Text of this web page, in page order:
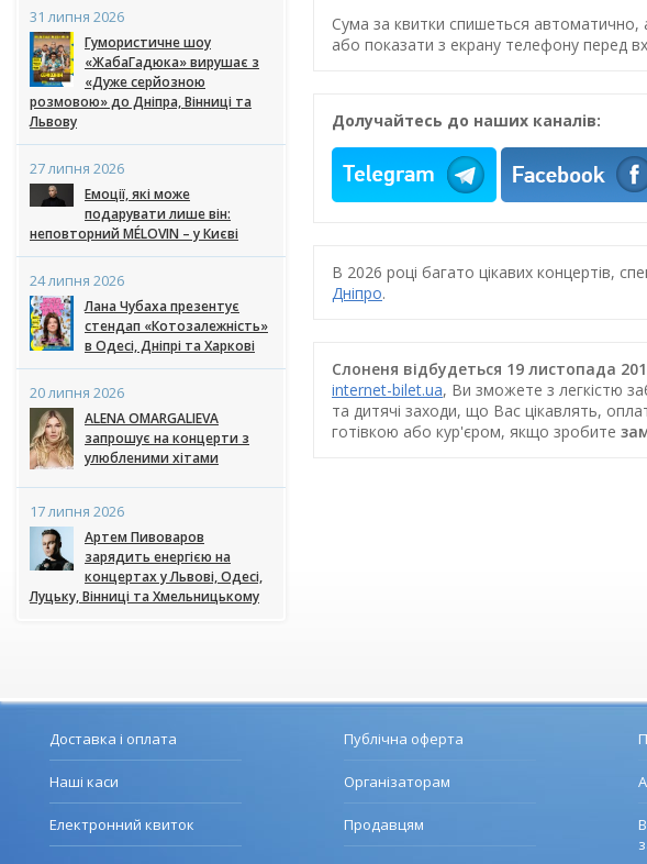
31 липня 2026
Гумористичне шоу
«ЖабаГадюка» вирушає з
«Дуже серйозною
розмовою» до Дніпра, Вінниці та
Львову
27 липня 2026
Емоції, які може
подарувати лише він:
неповторний MÉLOVIN – у Києві
24 липня 2026
Лана Чубаха презентує
стендап «Котозалежність»
в Одесі, Дніпрі та Харкові
20 липня 2026
ALENA OMARGALIEVA
запрошує на концерти з
улюбленими хітами
17 липня 2026
Артем Пивоваров
зарядить енергією на
концертах у Львові, Одесі,
Луцьку, Вінниці та Хмельницькому
Сума за квитки спишеться
або показати з екрану телефону перед
Долучайтесь до наших каналів:
В 2026 році багато цікавих концертів,
Дніпро.
Слоненя відбудеться 19 листопада
internet-bilet.ua, Ви зможете з легкістю
та дитячі заходи, що Вас цікавлять,
готівкою або кур'єром, якщо зробите
Доставка і оплата
Наші каси
Електронний квиток
Публічна оферта
Організаторам
Продавцям